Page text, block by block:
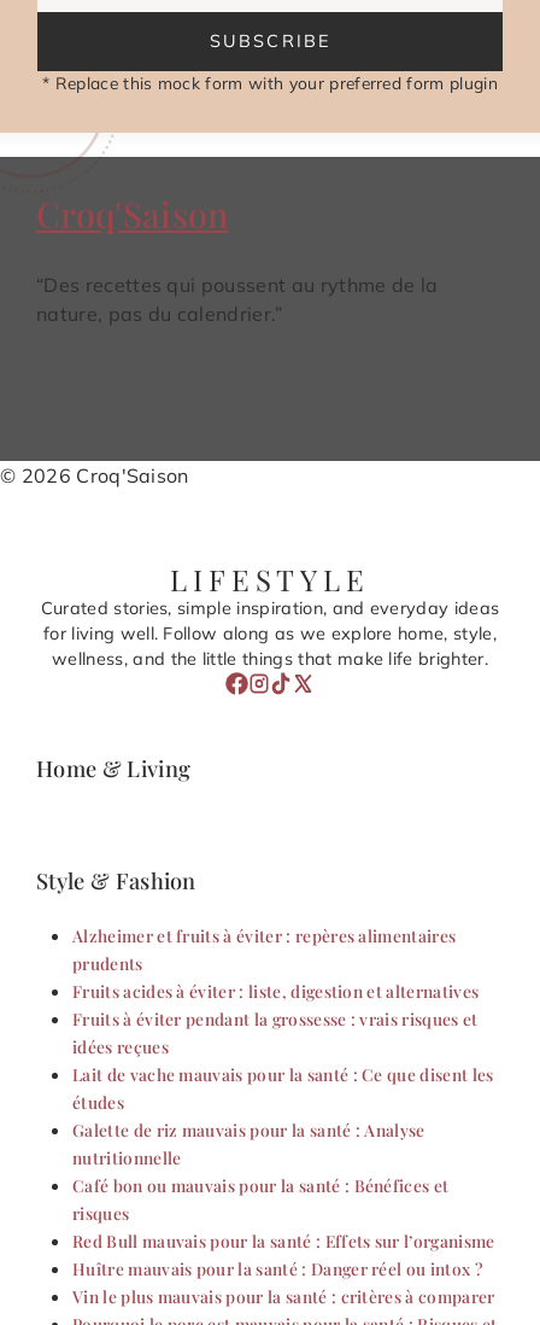
SUBSCRIBE
* Replace this mock form with your preferred form plugin
Croq'Saison
“Des recettes qui poussent au rythme de la
nature, pas du calendrier.”
© 2026 Croq'Saison
LIFESTYLE
Curated stories, simple inspiration, and everyday ideas
for living well. Follow along as we explore home, style,
wellness, and the little things that make life brighter.
Home & Living
Style & Fashion
Alzheimer et fruits à éviter : repères alimentaires
prudents
Fruits acides à éviter : liste, digestion et alternatives
Fruits à éviter pendant la grossesse : vrais risques et
idées reçues
Lait de vache mauvais pour la santé : Ce que disent les
études
Galette de riz mauvais pour la santé : Analyse
nutritionnelle
Café bon ou mauvais pour la santé : Bénéfices et
risques
Red Bull mauvais pour la santé : Effets sur l’organisme
Huître mauvais pour la santé : Danger réel ou intox ?
Vin le plus mauvais pour la santé : critères à comparer